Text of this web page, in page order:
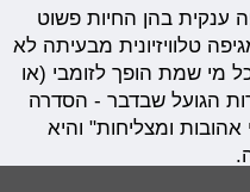
ענקית בהן החיות פשוט
טלוויזיונית מבעיתה לא
מי שמת הופך לזומבי (או
הגועל שבדבר - הסדרה
ומצליחות" והיא